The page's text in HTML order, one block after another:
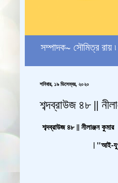
সম্পাদক~ সৌমিত্র
শনিবার, ১৯ ডিসেম্বর, ২০২০
শব্দব্রাউজ ৪৮ ||
শব্দব্রাউজ ৪৮ || নীলাঞ্জন কুমার
| "আই-যুগ"-এর